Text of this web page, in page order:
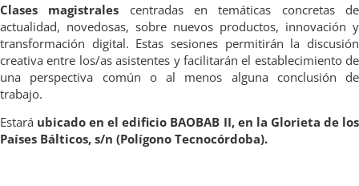
Clases magistrales centradas en temáticas concretas de
actualidad, novedosas, sobre nuevos productos, innovación y
transformación digital. Estas sesiones permitirán la discusión
creativa entre los/as asistentes y facilitarán el establecimiento de
una perspectiva común o al menos alguna conclusión de
trabajo.
Estará ubicado en el edificio BAOBAB II, en la Glorieta de los
Países Bálticos, s/n (Polígono Tecnocórdoba).